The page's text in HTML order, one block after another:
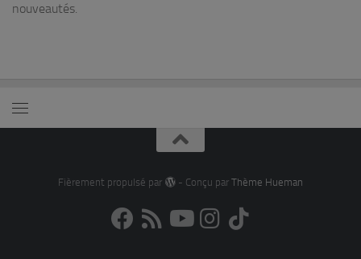
nouveautés.
Fièrement propulsé par - Conçu par Thème Hueman